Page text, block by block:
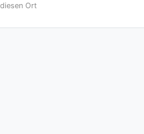
Ort